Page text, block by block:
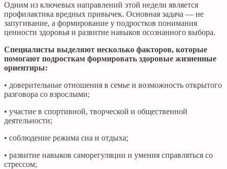
Одним из ключевых направлений этой недели является
профилактика вредных привычек. Основная задача — не
запугивание, а формирование у подростков понимания
ценности здоровья и развитие навыков осознанного выбора.
Специалисты выделяют несколько факторов, которые
помогают подросткам формировать здоровые жизненные
ориентиры:
• доверительные отношения в семье и возможность открытого
разговора со взрослыми;
• участие в спортивной, творческой и общественной
деятельности;
• соблюдение режима сна и отдыха;
• развитие навыков саморегуляции и умения справляться со
стрессом;